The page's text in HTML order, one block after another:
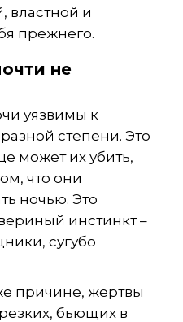
властной и
прежнего.
не
уязвимы к
степени. Это
может их убить,
что они
ночью. Это
инстинкт –
сугубо
причине, жертвы
бьющих в